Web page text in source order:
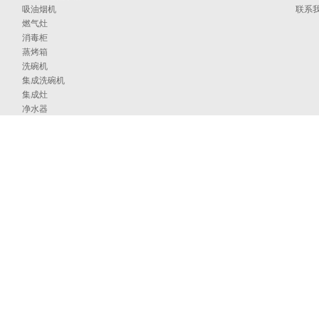
吸油烟机
燃气灶
消毒柜
蒸烤箱
洗碗机
集成洗碗机
集成灶
净水器
联系